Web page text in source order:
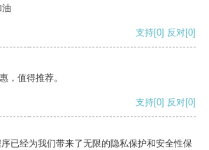
支持[0] 反对[0]
，值得推荐。
支持[0] 反对[0]
已经为我们带来了无限的隐私保护和安全性保